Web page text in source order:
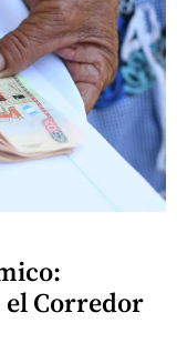
Corredor